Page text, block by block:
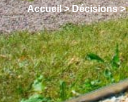
Accueil>Décisions>